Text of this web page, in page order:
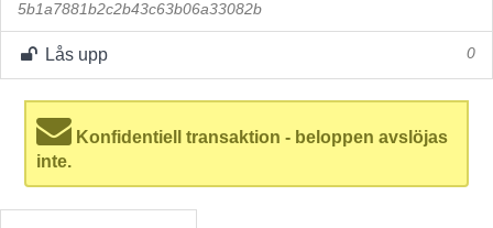
5b1a7881b2c2b43c63b06a33082b
Lås upp 0
Konfidentiell transaktion - beloppen avslöjas
inte.